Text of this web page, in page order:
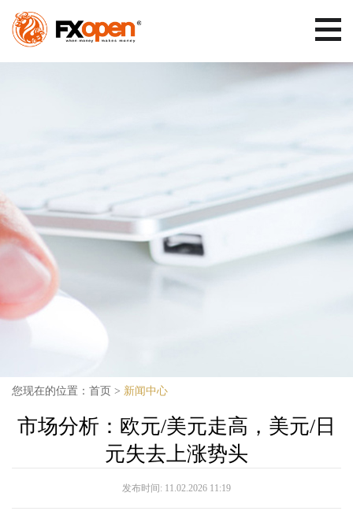
您现在的位置： 首页 > 新闻中心
市场分析：欧元/美元走高，美元/日
元失去上涨势头
发布时间: 11.02.2026 11:19